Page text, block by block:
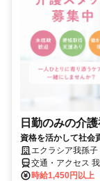
日勤のみの介
資格を活かして社会
エクラシア我孫子
交通・アクセス
時給1,450円以上